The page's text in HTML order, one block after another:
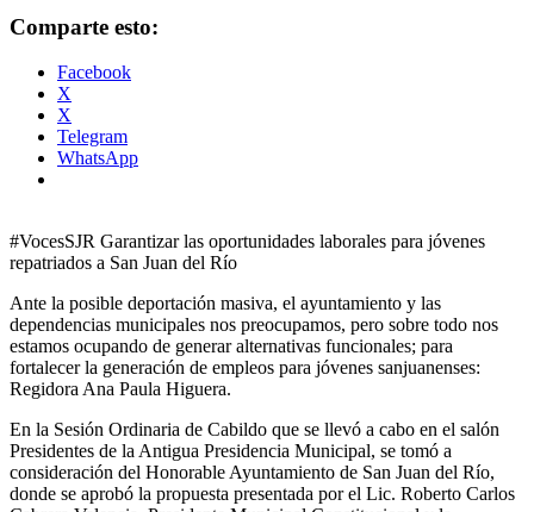
Comparte esto:
Facebook
X
X
Telegram
WhatsApp
#VocesSJR Garantizar las oportunidades laborales para jóvenes
repatriados a San Juan del Río
Ante la posible deportación masiva, el ayuntamiento y las
dependencias municipales nos preocupamos, pero sobre todo nos
estamos ocupando de generar alternativas funcionales; para
fortalecer la generación de empleos para jóvenes sanjuanenses:
Regidora Ana Paula Higuera.
En la Sesión Ordinaria de Cabildo que se llevó a cabo en el salón
Presidentes de la Antigua Presidencia Municipal, se tomó a
consideración del Honorable Ayuntamiento de San Juan del Río,
donde se aprobó la propuesta presentada por el Lic. Roberto Carlos